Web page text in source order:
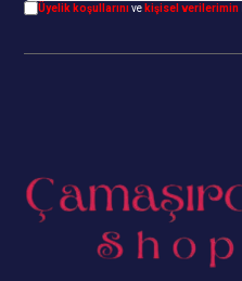
Üyelik koşullarınıve kişisel verilerimin